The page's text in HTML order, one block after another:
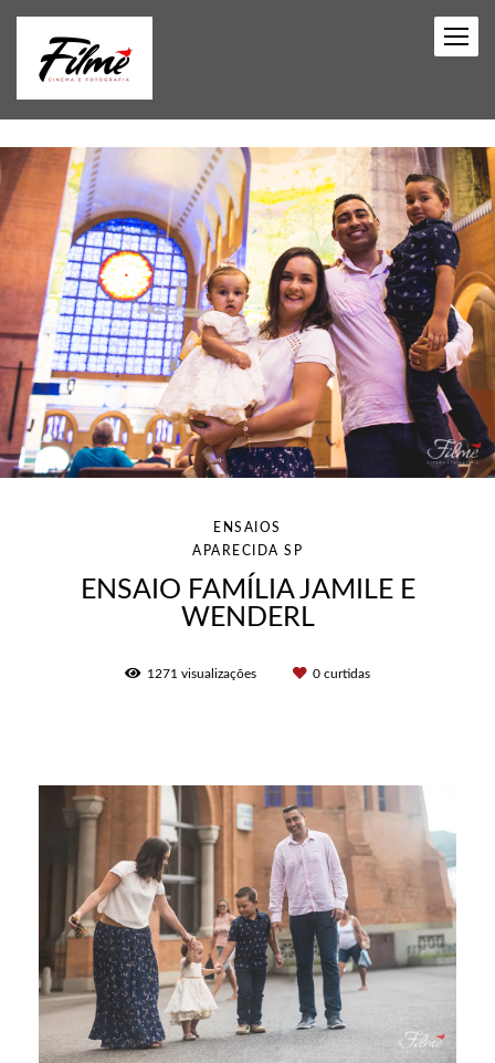
ENSAIOS
APARECIDA SP
ENSAIO FAMÍLIA JAMILE E
WENDERL
1271 visualizações 0 curtidas